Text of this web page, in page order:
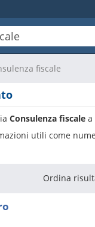
fiscale
Consulenza fiscale a
utili come
Ordina